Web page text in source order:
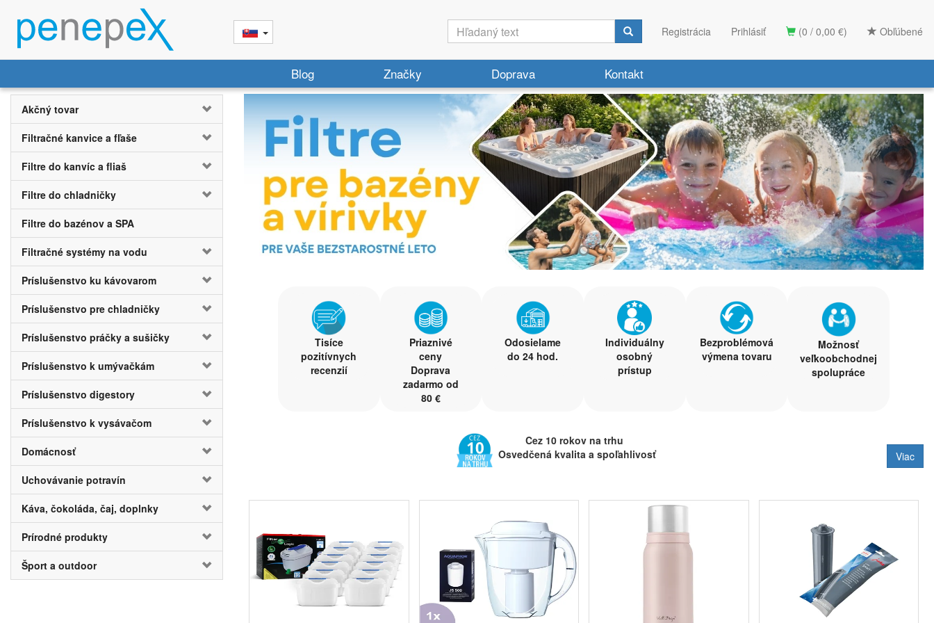
(0 / 0,00 €) Obľúbené
Registrácia Prihlásiť
Blog Značky Doprava Kontakt
Akčný tovar
Filtračné kanvice a fľaše
Filtre do kanvíc a fliaš
Filtre do chladničky
Filtre do bazénov a SPA
Filtračné systémy na vodu
Príslušenstvo ku kávovarom
Príslušenstvo pre chladničky
Príslušenstvo práčky a sušičky
Príslušenstvo k umývačkám
Príslušenstvo digestory
Príslušenstvo k vysávačom
Domácnosť
Uchovávanie potravín
Káva, čokoláda, čaj, doplnky
Prírodné produkty
Šport a outdoor
Tisíce
pozitívnych
recenzií
Priaznivé
ceny
Doprava
zadarmo od
80 €
Odosielame
do 24 hod.
Individuálny
osobný
prístup
Bezproblémová
výmena tovaru
Možnosť
veľkoobchodnej
spolupráce
Cez 10 rokov na trhu
Osvedčená kvalita a spoľahlivosť
rodinné spoločnosti Penepex s.r.o.
V našej ponuke nájdete najlepšie produkty od svetoznámych výrobcov značiek ako súSaeco, DeLonghi Brita
Hlavný smer našej firmy spočíva v ponuke produktov na filtráciu vody - predovšetkým sú to
filtračných
kanvíc,filtrov do filtračných systémov filtry do bazénů a SPA . Ďalším sortimentom je
, kde Vám môžeme
ponúknuť kompletný sortiment
čistiacich prostriedkov
Neustále sa snažíme zaraďovať do ponuky ďalšie produkty, ktoré sú v súlade s našou špecializáciou. Je to najmä príslušenstvo pre biele
Viac